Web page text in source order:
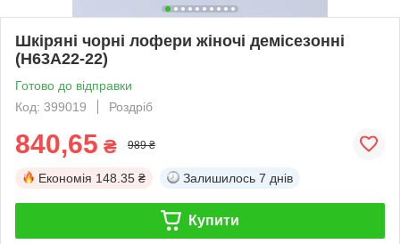
Шкіряні чорні лофери жіночі демісезонні
(H63A22-22)
Готово до відправки
Код: 399019
Роздріб
840,65 ₴ 989 ₴
Економія 148.35 ₴ Залишилось 7 днів
Купити